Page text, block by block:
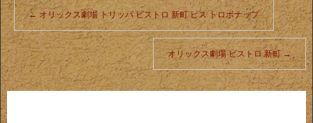
← オリックス劇場 トリッパ ビストロ 新町 ビス トロボナップ
オリックス劇場 ビストロ 新町 →